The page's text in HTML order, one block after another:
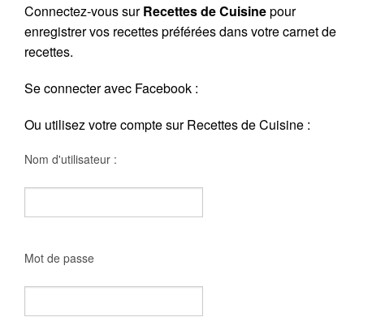
Connectez-vous surRecettes de Cuisinepour
enregistrer vos recettes préférées dans votre carnet de
recettes.
Se connecter avec Facebook :
Ou utilisez votre compte sur Recettes de Cuisine :
Nom d'utilisateur :
Mot de passe